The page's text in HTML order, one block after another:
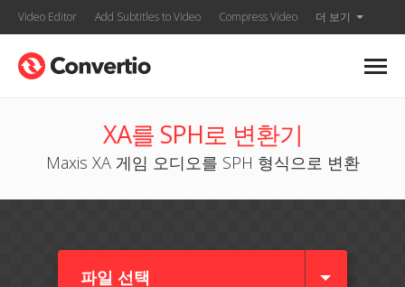
Video Editor Add Subtitles to Video Compress Video 더 보기
XA를 SPH로 변환기
Maxis XA 게임 오디오를 SPH 형식으로 변환
파일 선택